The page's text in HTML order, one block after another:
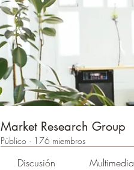
Market Research Group
Público · 176 miembros
Discusión Multimedia